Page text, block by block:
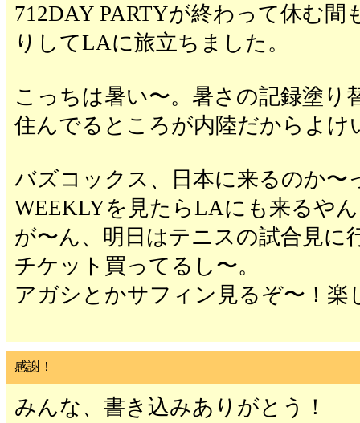
712DAY PARTYが終わって休む間
りしてLAに旅立ちました。
こっちは暑い〜。暑さの記録塗り
住んでるところが内陸だからよけ
バズコックス、日本に来るのか〜
WEEKLYを見たらLAにも来るや
が〜ん、明日はテニスの試合見に
チケット買ってるし〜。
アガシとかサフィン見るぞ〜！楽
感謝！
みんな、書き込みありがとう！